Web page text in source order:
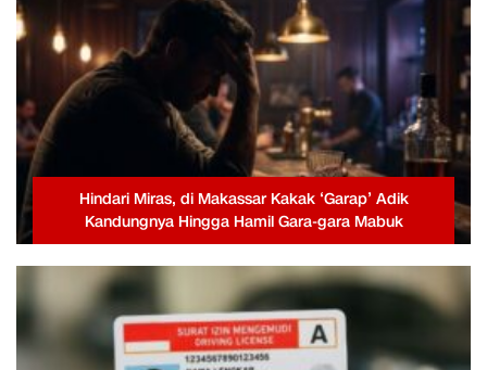
Hindari Miras, di Makassar Kakak ‘Garap’ Adik
Kandungnya Hingga Hamil Gara-gara Mabuk